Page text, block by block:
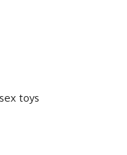
toys